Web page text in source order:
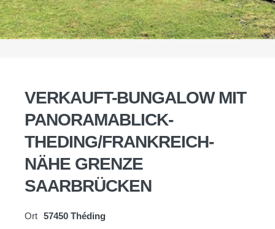
VERKAUFT-BUNGALOW MIT
PANORAMABLICK-
THEDING/FRANKREICH-
NÄHE GRENZE
SAARBRÜCKEN
Ort 57450 Théding